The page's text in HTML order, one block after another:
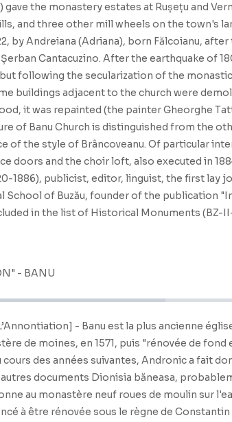
the monastery estates at Rușețu and
and three other mill wheels on the town's
by Andreiana (Adriana), born Fălcoianu,
Cantacuzino. After the earthquake of
following the secularization of the
buildings adjacent to the church were
it was repainted (the painter Gheorghe
of Banu Church is distinguished from the
of the style of Brâncoveanu. Of particular
doors and the choir loft, also executed in
1886), publicist, editor, linguist, the first
of Buzău, founder of the publication
in the list of Historical Monuments (BZ-
- BANU
- Banu est la plus ancienne
de moines, en 1571, puis "rénovée de
cours des années suivantes, Andronic a fait
documents Dionisia băneasa,
au monastère neuf roues de moulin sur
à être rénovée sous le règne de